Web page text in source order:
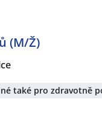
(M/Ž)
také pro zdravotně